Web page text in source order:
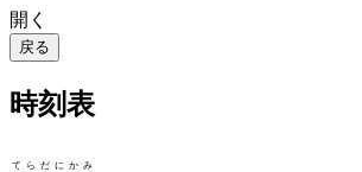
開く
戻る
時刻表
てらだにかみ